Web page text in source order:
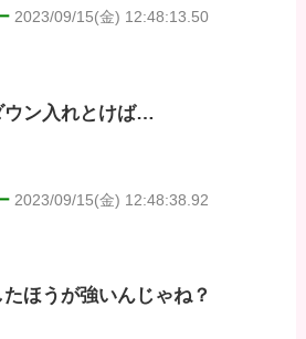
2023/09/15(金) 12:48:13.50
ウン入れとけば…
2023/09/15(金) 12:48:38.92
ほうが強いんじゃね？